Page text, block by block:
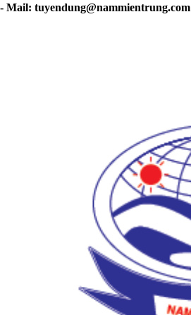
- Mail: tuyendung@nammientrung.com